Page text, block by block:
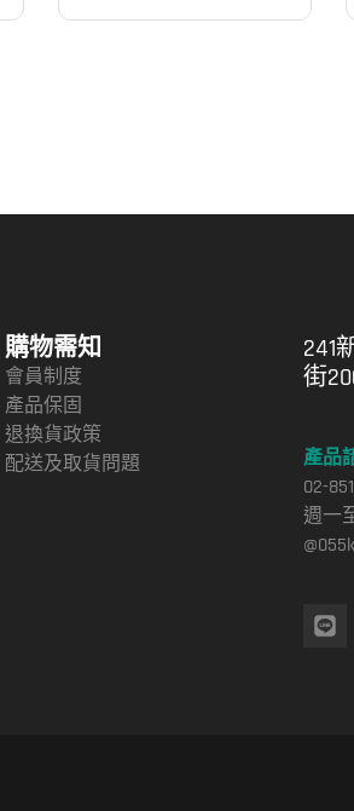
購物需知
會員制度
產品保固
退換貨政策
配送及取貨問題
241
街
產品
02-
週一